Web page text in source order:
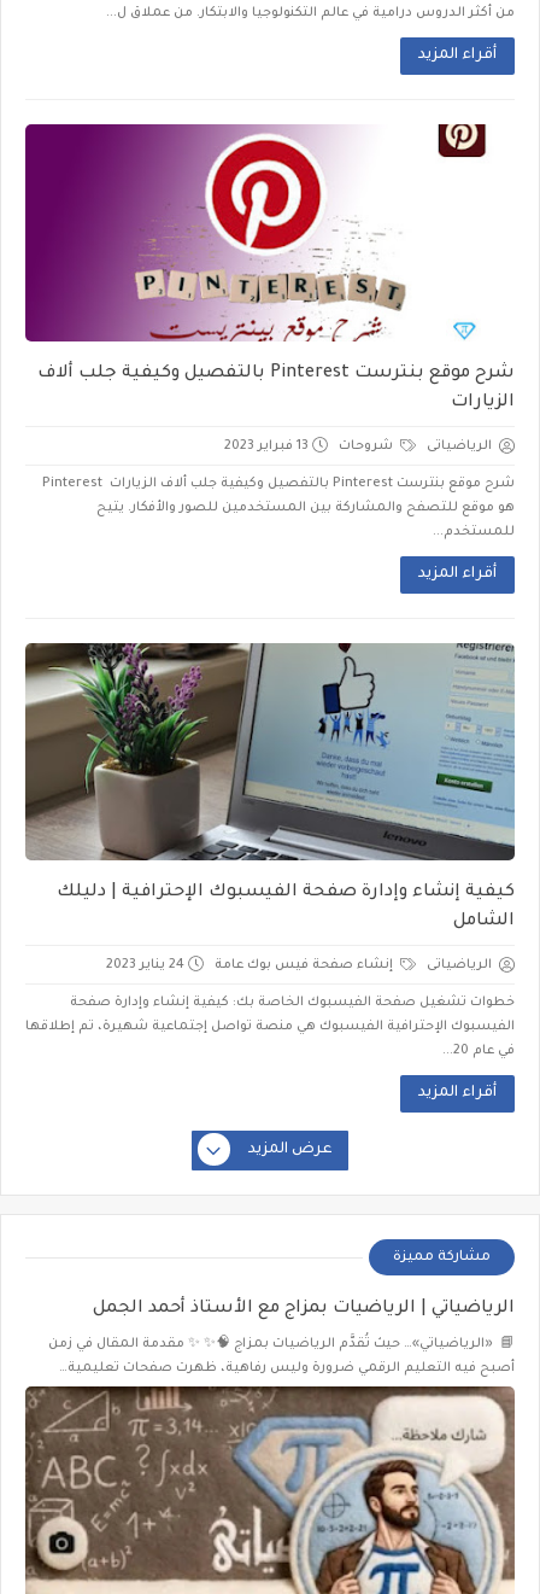
من أكثر الدروس درامية في عالم التكنولوجيا والابتكار. من عملاق ل...
أقراء المزيد
شرح موقع بنترست Pinterest بالتفصيل وكيفية جلب ألاف
الزيارات
الرياضياتى شروحات 13 فبراير 2023
شرح موقع بنترست Pinterest بالتفصيل وكيفية جلب ألاف الزيارات Pinterest
هو موقع للتصفح والمشاركة بين المستخدمين للصور والأفكار. يتيح
للمستخدم...
أقراء المزيد
كيفية إنشاء وإدارة صفحة الفيسبوك الإحترافية | دليلك
الشامل
الرياضياتى إنشاء صفحة فيس بوك عامة 24 يناير 2023
خطوات تشغيل صفحة الفيسبوك الخاصة بك: كيفية إنشاء وإدارة صفحة
الفيسبوك الإحترافية الفيسبوك هي منصة تواصل إجتماعية شهيرة، تم إطلاقها
في عام 20...
أقراء المزيد
عرض المزيد
مشاركة مميزة
الرياضياتي | الرياضيات بمزاج مع الأستاذ أحمد الجمل
📘 «الرياضياتي»… حيث تُقدَّم الرياضيات بمزاج 🧠✨ ✨ مقدمة المقال في زمن
أصبح فيه التعليم الرقمي ضرورة وليس رفاهية، ظهرت صفحات تعليمية…